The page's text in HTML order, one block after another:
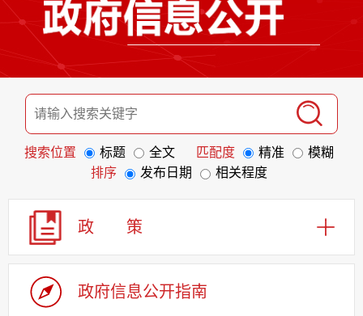
搜索位置 标题 全文 匹配度 精准
模糊
排序
发布日期 相关程度
政 策
政府信息公开指南